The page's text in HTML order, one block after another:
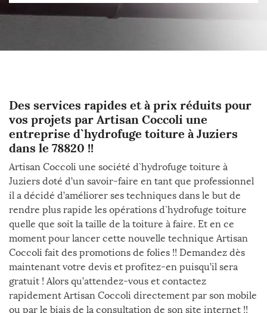
Des services rapides et à prix réduits pour
vos projets par Artisan Coccoli une
entreprise d`hydrofuge toiture à Juziers
dans le 78820 !!
Artisan Coccoli une société d`hydrofuge toiture à
Juziers doté d’un savoir-faire en tant que professionnel
il a décidé d’améliorer ses techniques dans le but de
rendre plus rapide les opérations d`hydrofuge toiture
quelle que soit la taille de la toiture à faire. Et en ce
moment pour lancer cette nouvelle technique Artisan
Coccoli fait des promotions de folies !! Demandez dès
maintenant votre devis et profitez-en puisqu’il sera
gratuit ! Alors qu’attendez-vous et contactez
rapidement Artisan Coccoli directement par son mobile
ou par le biais de la consultation de son site internet !!